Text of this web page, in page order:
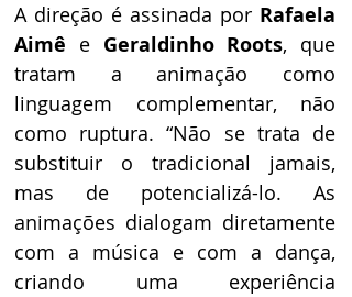
A direção é assinada por Rafaela
Aimê e Geraldinho Roots, que
tratam a animação como
linguagem complementar, não
como ruptura. “Não se trata de
substituir o tradicional jamais,
mas de potencializá-lo. As
animações dialogam diretamente
com a música e com a dança,
criando uma experiência